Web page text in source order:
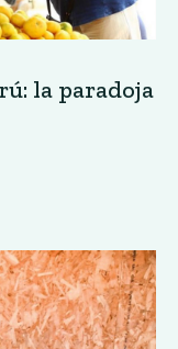
la paradoja